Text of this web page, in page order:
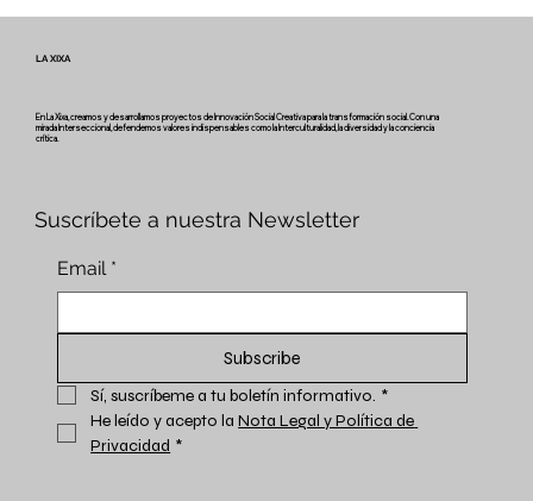
LA XIXA
En La Xixa, creamos y desarrollamos proyectos de Innovación Social Creativa para la transformación social. Con una
mirada Interseccional, defendemos valores indispensables como la Interculturalidad, la diversidad y la conciencia
crítica.
Suscríbete a nuestra Newsletter
Email *
Subscribe
Sí, suscríbeme a tu boletín informativo. *
He leído y acepto la Nota Legal y Política de
Privacidad *